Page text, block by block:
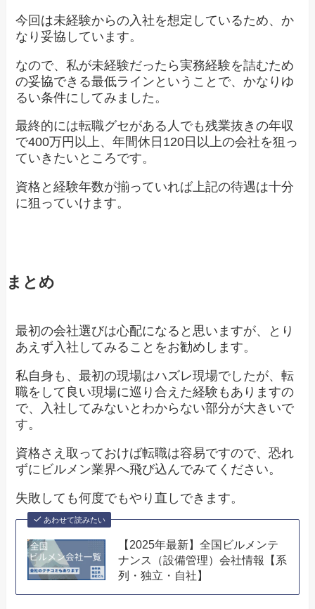
今回は未経験からの入社を想定しているため、か
なり妥協しています。
なので、私が未経験だったら実務経験を詰むため
の妥協できる最低ラインということで、かなりゆ
るい条件にしてみました。
最終的には転職グセがある人でも残業抜きの年収
で400万円以上、年間休日120日以上の会社を狙っ
ていきたいところです。
資格と経験年数が揃っていれば上記の待遇は十分
に狙っていけます。
まとめ
最初の会社選びは心配になると思いますが、とり
あえず入社してみることをお勧めします。
私自身も、最初の現場はハズレ現場でしたが、転
職をして良い現場に巡り合えた経験もありますの
で、入社してみないとわからない部分が大きいで
す。
資格さえ取っておけば転職は容易ですので、恐れ
ずにビルメン業界へ飛び込んでみてください。
失敗しても何度でもやり直しできます。
あわせて読みたい
【2025年最新】全国ビルメンテ
ナンス（設備管理）会社情報【系
列・独立・自社】